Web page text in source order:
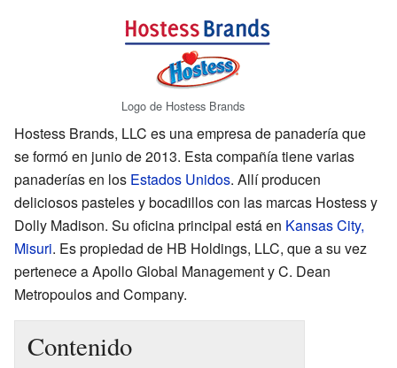
Logo de Hostess Brands
Hostess Brands, LLC es una empresa de panadería que
se formó en junio de 2013. Esta compañía tiene varias
panaderías en los Estados Unidos. Allí producen
deliciosos pasteles y bocadillos con las marcas Hostess y
Dolly Madison. Su oficina principal está en Kansas City,
Misuri. Es propiedad de HB Holdings, LLC, que a su vez
pertenece a Apollo Global Management y C. Dean
Metropoulos and Company.
Contenido